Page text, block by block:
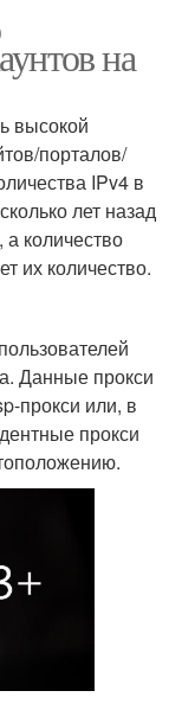
на
высокой
порталов/
IPv4 в
лет назад
количество
их количество.
Данные прокси
прокси или, в
прокси